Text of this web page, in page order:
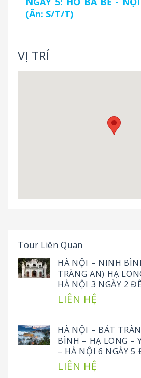
(Ăn: S/T/T)
VỊ TRÍ
Tour Liên Quan
HÀ NỘI – NINH
TRÀNG AN) HẠ
HÀ NỘI 3 NGÀY 2
LIÊN HỆ
HÀ NỘI – BÁT
BÌNH – HẠ LONG –
– HÀ NỘI 6 NGÀY 5
LIÊN HỆ